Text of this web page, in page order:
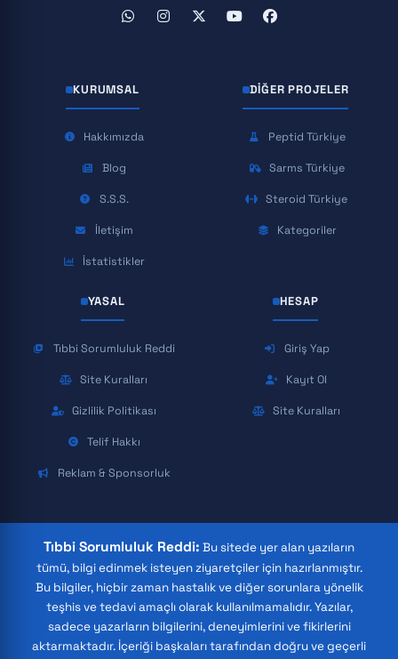
KURUMSAL
Hakkımızda
Blog
S.S.S.
İletişim
İstatistikler
DIĞER PROJELER
Peptid Türkiye
Sarms Türkiye
Steroid Türkiye
Kategoriler
YASAL
Tıbbi Sorumluluk Reddi
Site Kuralları
Gizlilik Politikası
Telif Hakkı
Reklam & Sponsorluk
HESAP
Giriş Yap
Kayıt Ol
Site Kuralları
Tıbbi Sorumluluk Reddi: Bu sitede yer alan yazıların
tümü, bilgi edinmek isteyen ziyaretçiler için hazırlanmıştır.
Bu bilgiler, hiçbir zaman hastalık ve diğer sorunlara yönelik
teşhis ve tedavi amaçlı olarak kullanılmamalıdır. Yazılar,
sadece yazarların bilgilerini, deneyimlerini ve fikirlerini
aktarmaktadır. İçeriği başkaları tarafından doğru ve geçerli